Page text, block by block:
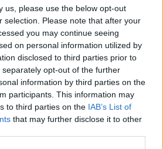
us, please use the below opt-out
selection. Please note that after your
you may continue seeing
on personal information utilized by
disclosed to third parties prior to
opt-out of the further
information by third parties on the
participants. This information may
to third parties on the IAB’s List of
that may further disclose it to other
00:13:46
sužinokite, kuo iš visų miestų
00:13:23
susipažinkite su pramogų gausa